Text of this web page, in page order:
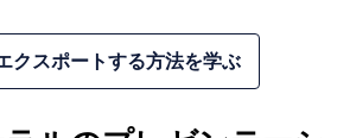
スポートする方法を学ぶ